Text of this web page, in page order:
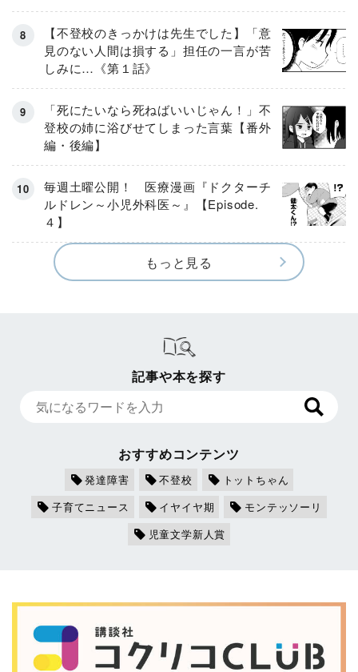
【不登校のきっかけは先生でした】「意
見のない人間は損する」担任の一言が苦
しみに…《第１話》
「死にたいなら死ねばいいじゃん！」不
登校の姉に浴びせてしまった言葉【番外
編・後編】
毎週土曜公開！ 医療漫画『ドクターチ
ルドレン～小児外科医～』【Episode.
４】
もっと見る
記事や本を探す
おすすめコンテンツ
発達障害 不登校
トットちゃん
子育てニュース
イヤイヤ期
モンテッソーリ
児童文学新人賞